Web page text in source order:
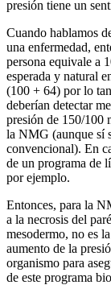
presión tiene un
Cuando hablamos
una enfermedad,
persona equivale a
esperada y natural
(100 + 64) por lo
deberían detectar
presión de 150/100
la NMG (aunque sí
convencional). En
de un programa de
por ejemplo.
Entonces, para la
a la necrosis del
mesodermo, no es
aumento de la
organismo para
de este programa